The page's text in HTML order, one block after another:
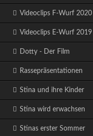
Videoclips F-Wurf 2020
Videoclips E-Wurf 2019
Dotty - Der Film
Rassepräsentationen
Stina und ihre Kinder
Stina wird erwachsen
Stinas erster Sommer